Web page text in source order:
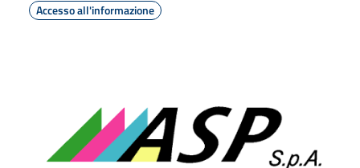
Accesso all'informazione